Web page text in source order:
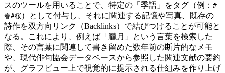
スのツールを用いることで、特定の「季語」をタグ（例： #
春#桜）として付与し、それに関連する記憶や写真、既存の
詩作を双方向リンク（Backlinks）で結びつけることが可能と
なる。これにより、例えば「朧月」という言葉を検索した
際、その言葉に関連して書き留めた数年前の断片的なメモ
や、現代俳句協会データベースから参照した関連文献の要約
が、グラフビュー上で視覚的に提示される仕組みを作り上げ